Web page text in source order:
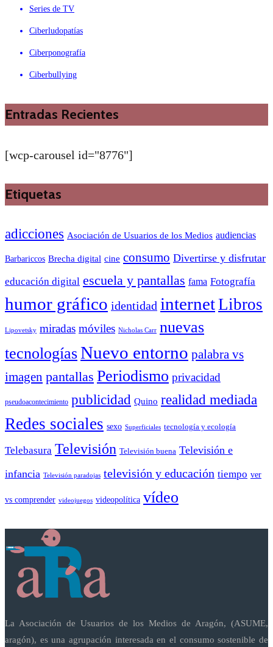
Series de TV
Ciberludopatías
Ciberponografía
Ciberbullying
Entradas Recientes
[wcp-carousel id="8776"]
Etiquetas
adicciones Asociación de Usuarios de los Medios audiencias
Barbariccos Brecha digital cine consumo Divertirse y disfrutar
educación digital escuela y pantallas fama Fotografía
humor gráfico identidad internetLibros
Lipovetsky miradas móviles Nicholas Carr nuevas
tecnologíasNuevo entorno palabra vs
imagen pantallas Periodismo privacidad
pseudoacontecimiento publicidad Quino realidad mediada
Redes sociales sexo Superficiales tecnología y ecología
Telebasura Televisión Televisión buena Televisión e
infancia Televisión paradojas televisión y educación tiempo ver
vs comprender videojuegos videopolítica vídeo
La Asociación de Usuarios de los Medios de Aragón, (ASUME,
aragón), es una agrupación interesada en el consumo sostenible de